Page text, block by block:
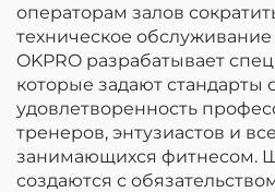
операторам залов
техническое
OKPRO разрабатывает
которые задают стандарты
удовлетворенность
тренеров, энтузиастов и
занимающихся фитнесом.
создаются с